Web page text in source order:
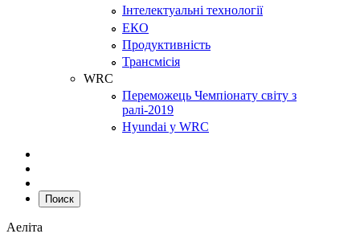
Інтелектуальні технології
ЕКО
Продуктивність
Трансмісія
WRC
Переможець Чемпіонату світу з
ралі-2019
Hyundai у WRC
Поиск
Аеліта